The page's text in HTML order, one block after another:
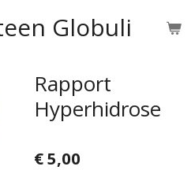
Globuli
Rapport
Hyperhidrose
€ 5,00